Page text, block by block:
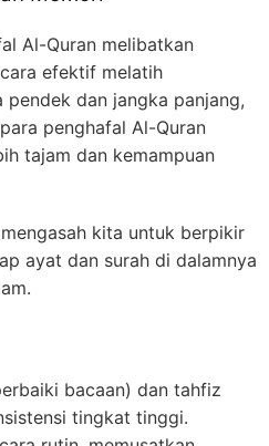
Al-Quran melibatkan
efektif melatih
dan jangka panjang,
penghafal Al-Quran
tajam dan kemampuan
kita untuk berpikir
ayat dan surah di dalamnya
bacaan) dan tahfiz
tingkat tinggi.